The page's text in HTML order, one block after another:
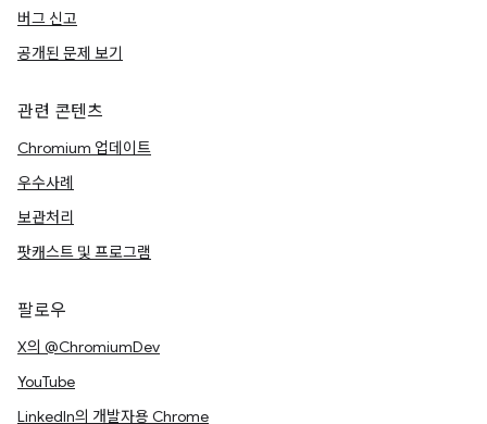
버그 신고
공개된 문제 보기
관련 콘텐츠
Chromium 업데이트
우수사례
보관처리
팟캐스트 및 프로그램
팔로우
X의 @ChromiumDev
YouTube
LinkedIn의 개발자용 Chrome